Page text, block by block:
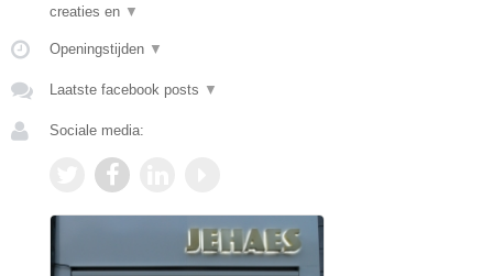
creaties en ▼
Openingstijden ▼
Laatste facebook posts ▼
Sociale media: